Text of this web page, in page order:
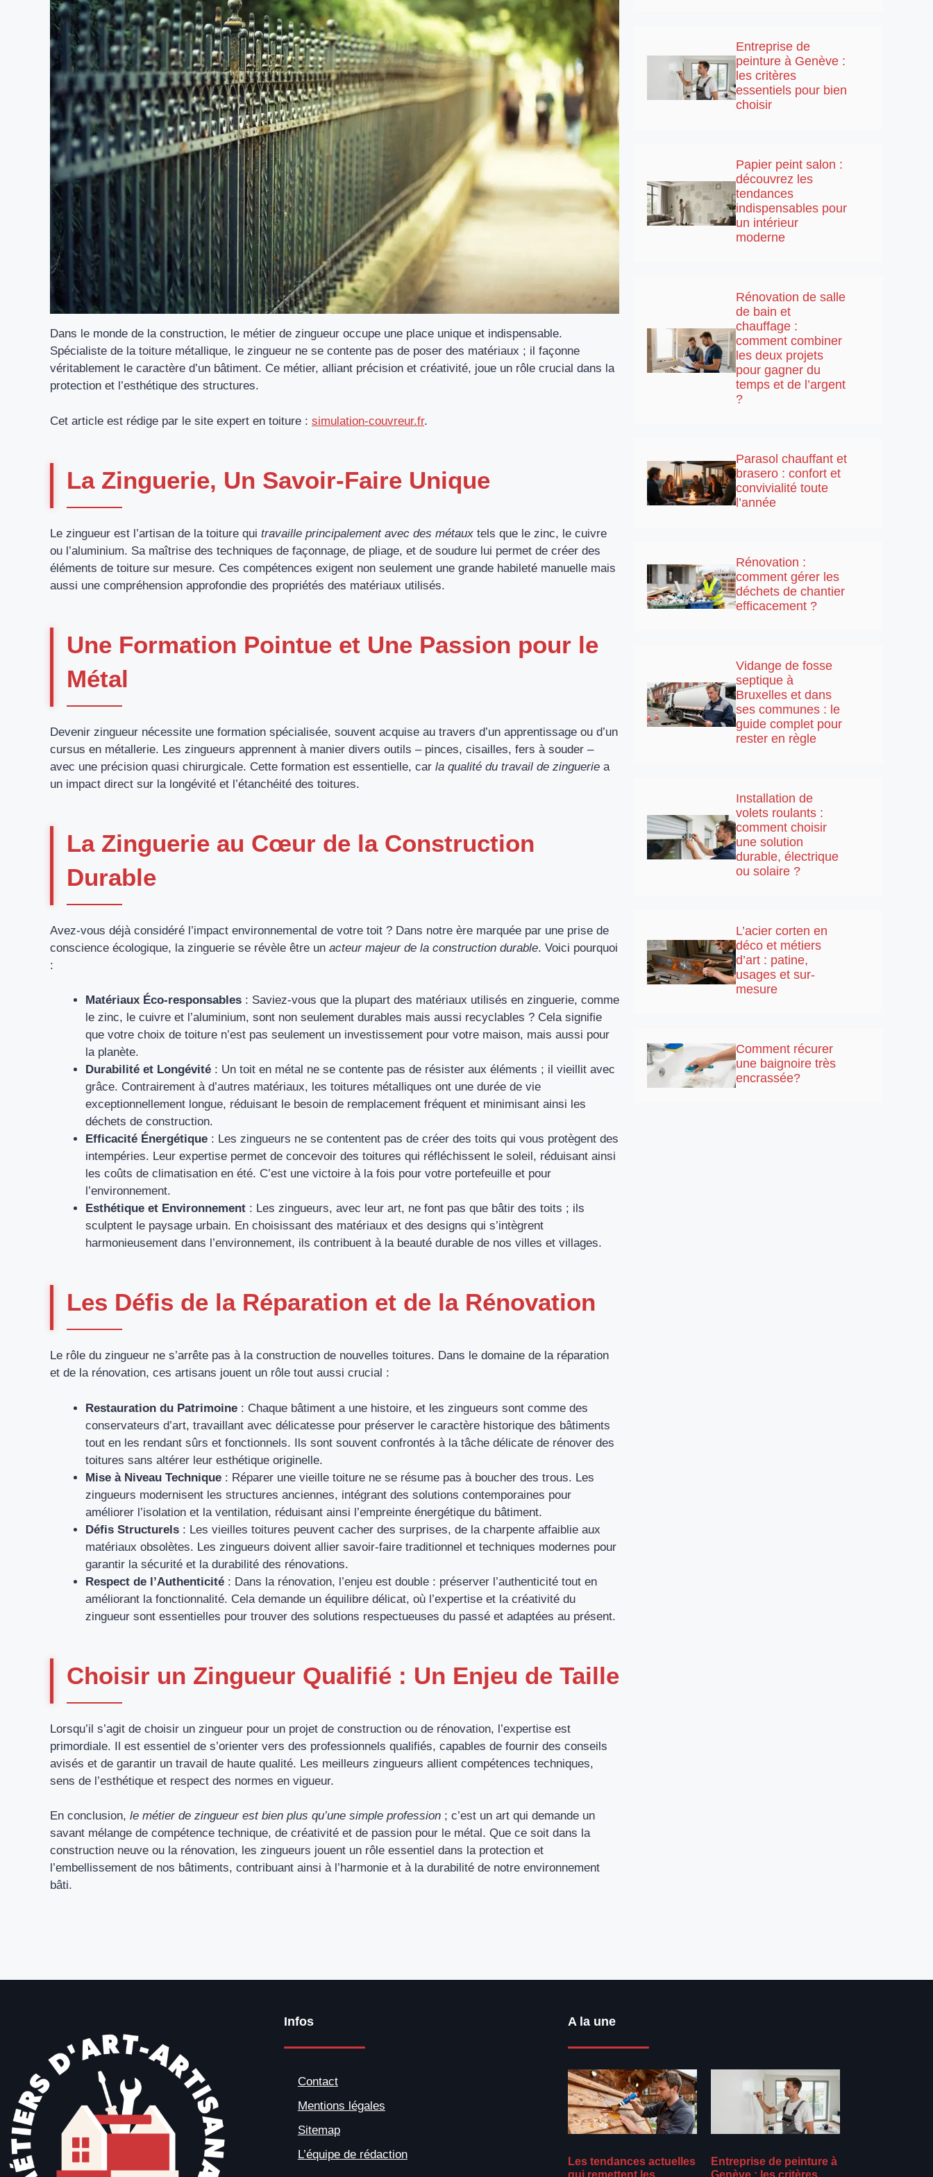
Dans le monde de la construction, le métier de zingueur occupe une place unique et indispensable.
Spécialiste de la toiture métallique, le zingueur ne se contente pas de poser des matériaux ; il façonne
véritablement le caractère d’un bâtiment. Ce métier, alliant précision et créativité, joue un rôle crucial dans la
protection et l’esthétique des structures.
Cet article est rédige par le site expert en toiture : simulation-couvreur.fr.
La Zinguerie, Un Savoir-Faire Unique
Le zingueur est l’artisan de la toiture qui travaille principalement avec des métaux tels que le zinc, le cuivre
ou l’aluminium. Sa maîtrise des techniques de façonnage, de pliage, et de soudure lui permet de créer des
éléments de toiture sur mesure. Ces compétences exigent non seulement une grande habileté manuelle mais
aussi une compréhension approfondie des propriétés des matériaux utilisés.
Une Formation Pointue et Une Passion pour le
Métal
Devenir zingueur nécessite une formation spécialisée, souvent acquise au travers d’un apprentissage ou d’un
cursus en métallerie. Les zingueurs apprennent à manier divers outils – pinces, cisailles, fers à souder –
avec une précision quasi chirurgicale. Cette formation est essentielle, car la qualité du travail de zinguerie a
un impact direct sur la longévité et l’étanchéité des toitures.
La Zinguerie au Cœur de la Construction
Durable
Avez-vous déjà considéré l’impact environnemental de votre toit ? Dans notre ère marquée par une prise de
conscience écologique, la zinguerie se révèle être un acteur majeur de la construction durable. Voici pourquoi
:
Matériaux Éco-responsables : Saviez-vous que la plupart des matériaux utilisés en zinguerie, comme
le zinc, le cuivre et l’aluminium, sont non seulement durables mais aussi recyclables ? Cela signifie
que votre choix de toiture n’est pas seulement un investissement pour votre maison, mais aussi pour
la planète.
Durabilité et Longévité : Un toit en métal ne se contente pas de résister aux éléments ; il vieillit avec
grâce. Contrairement à d’autres matériaux, les toitures métalliques ont une durée de vie
exceptionnellement longue, réduisant le besoin de remplacement fréquent et minimisant ainsi les
déchets de construction.
Efficacité Énergétique : Les zingueurs ne se contentent pas de créer des toits qui vous protègent des
intempéries. Leur expertise permet de concevoir des toitures qui réfléchissent le soleil, réduisant ainsi
les coûts de climatisation en été. C’est une victoire à la fois pour votre portefeuille et pour
l’environnement.
Esthétique et Environnement : Les zingueurs, avec leur art, ne font pas que bâtir des toits ; ils
sculptent le paysage urbain. En choisissant des matériaux et des designs qui s’intègrent
harmonieusement dans l’environnement, ils contribuent à la beauté durable de nos villes et villages.
Les Défis de la Réparation et de la Rénovation
Le rôle du zingueur ne s’arrête pas à la construction de nouvelles toitures. Dans le domaine de la réparation
et de la rénovation, ces artisans jouent un rôle tout aussi crucial :
Restauration du Patrimoine : Chaque bâtiment a une histoire, et les zingueurs sont comme des
conservateurs d’art, travaillant avec délicatesse pour préserver le caractère historique des bâtiments
tout en les rendant sûrs et fonctionnels. Ils sont souvent confrontés à la tâche délicate de rénover des
toitures sans altérer leur esthétique originelle.
Mise à Niveau Technique : Réparer une vieille toiture ne se résume pas à boucher des trous. Les
zingueurs modernisent les structures anciennes, intégrant des solutions contemporaines pour
améliorer l’isolation et la ventilation, réduisant ainsi l’empreinte énergétique du bâtiment.
Défis Structurels : Les vieilles toitures peuvent cacher des surprises, de la charpente affaiblie aux
matériaux obsolètes. Les zingueurs doivent allier savoir-faire traditionnel et techniques modernes pour
garantir la sécurité et la durabilité des rénovations.
Respect de l’Authenticité : Dans la rénovation, l’enjeu est double : préserver l’authenticité tout en
améliorant la fonctionnalité. Cela demande un équilibre délicat, où l’expertise et la créativité du
zingueur sont essentielles pour trouver des solutions respectueuses du passé et adaptées au présent.
Choisir un Zingueur Qualifié : Un Enjeu de Taille
Lorsqu’il s’agit de choisir un zingueur pour un projet de construction ou de rénovation, l’expertise est
primordiale. Il est essentiel de s’orienter vers des professionnels qualifiés, capables de fournir des conseils
avisés et de garantir un travail de haute qualité. Les meilleurs zingueurs allient compétences techniques,
sens de l’esthétique et respect des normes en vigueur.
En conclusion, le métier de zingueur est bien plus qu’une simple profession ; c’est un art qui demande un
savant mélange de compétence technique, de créativité et de passion pour le métal. Que ce soit dans la
construction neuve ou la rénovation, les zingueurs jouent un rôle essentiel dans la protection et
l’embellissement de nos bâtiments, contribuant ainsi à l’harmonie et à la durabilité de notre environnement
bâti.
Entreprise de
peinture à Genève :
les critères
essentiels pour bien
choisir
Papier peint salon :
découvrez les
tendances
indispensables pour
un intérieur
moderne
Rénovation de salle
de bain et
chauffage :
comment combiner
les deux projets
pour gagner du
temps et de l’argent
?
Parasol chauffant et
brasero : confort et
convivialité toute
l’année
Rénovation :
comment gérer les
déchets de chantier
efficacement ?
Vidange de fosse
septique à
Bruxelles et dans
ses communes : le
guide complet pour
rester en règle
Installation de
volets roulants :
comment choisir
une solution
durable, électrique
ou solaire ?
L’acier corten en
déco et métiers
d’art : patine,
usages et sur-
mesure
Comment récurer
une baignoire très
encrassée?
Infos
Contact
Mentions légales
Sitemap
L’équipe de rédaction
A la une
Les tendances actuelles
qui remettent les
Entreprise de peinture à
Genève : les critères